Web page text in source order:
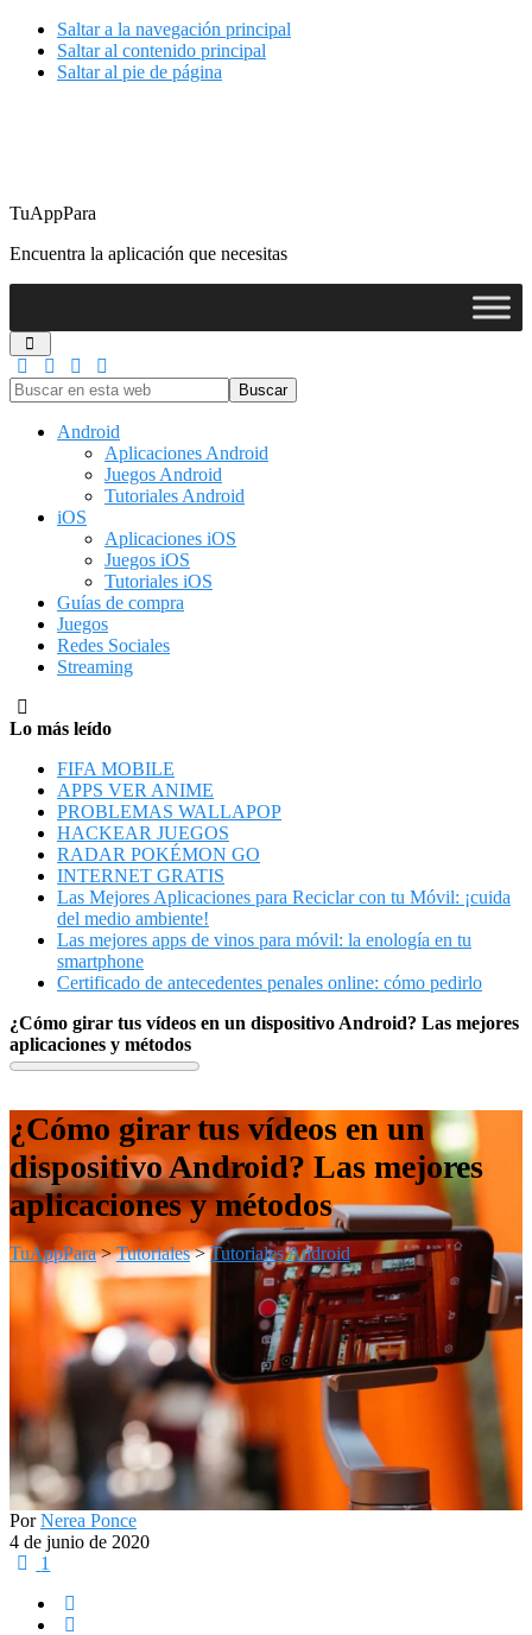
Saltar a la navegación principal
Saltar al contenido principal
Saltar al pie de página
TuAppPara
Encuentra la aplicación que necesitas
Buscar
en
Android
Aplicaciones Android
Juegos Android
Tutoriales Android
iOS
Aplicaciones iOS
Juegos iOS
Tutoriales iOS
Guías de compra
Juegos
Redes Sociales
Streaming
Lo más leído
FIFA MOBILE
APPS VER ANIME
PROBLEMAS WALLAPOP
HACKEAR JUEGOS
RADAR POKÉMON GO
INTERNET GRATIS
Las Mejores Aplicaciones para Reciclar con tu Móvil: ¡cuida
del medio ambiente!
Las mejores apps de vinos para móvil: la enología en tu
smartphone
Certificado de antecedentes penales online: cómo pedirlo
¿Cómo girar tus vídeos en un dispositivo Android? Las mejores
aplicaciones y métodos
¿Cómo girar tus vídeos en un
dispositivo Android? Las mejores
aplicaciones y métodos
TuAppPara>Tutoriales>Tutoriales Android
PorNerea Ponce
4 de junio de 2020
1